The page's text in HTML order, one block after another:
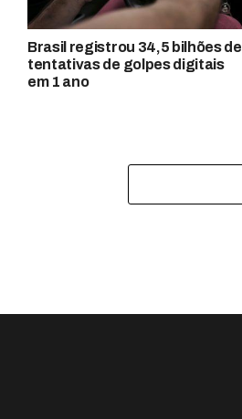
Brasil registrou 34,5 bilhões de
tentativas de golpes digitais
em 1 ano